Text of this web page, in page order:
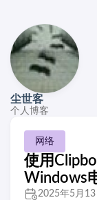
尘世客
个人博客
网络
使用
Windows
2025年5月